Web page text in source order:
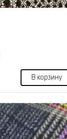
В корзину